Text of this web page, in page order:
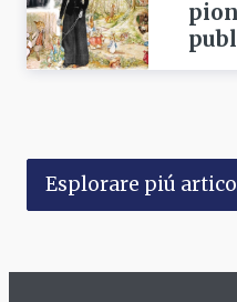
Esplorare piú